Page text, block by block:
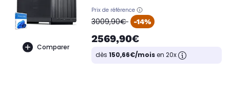
Comparer
Prix de référence
oldPrice
3009,90€ -14%
2569,90€
dès 150,66€/moisen 20x